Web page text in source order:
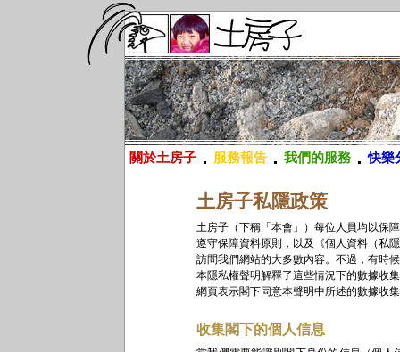
關於土房子 服務報告 我們的服務 快樂
土房子私隱政策
土房子（下稱「本會」）每位人員均以保
遵守保障資料原則，以及《個人資料（私
訪問我們網站的大多數內容。不過，有時
本隱私權聲明解釋了這些情況下的數據收
網頁表示閣下同意本聲明中所述的數據收
收集閣下的個人信息